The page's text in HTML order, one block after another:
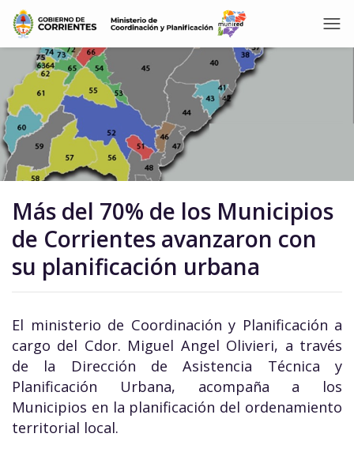
Más del 70% de los Municipios
de Corrientes avanzaron con
su planificación urbana
El ministerio de Coordinación y Planificación a
cargo del Cdor. Miguel Angel Olivieri, a través
de la Dirección de Asistencia Técnica y
Planificación Urbana, acompaña a los
Municipios en la planificación del ordenamiento
territorial local.